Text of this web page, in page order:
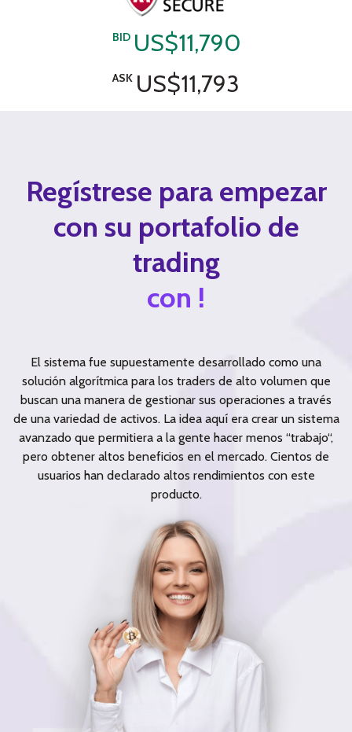
BID US$11,790
ASK US$11,793
Regístrese para empezar
con su portafolio de
trading
con !
El sistema fue supuestamente desarrollado como una
solución algorítmica para los traders de alto volumen que
buscan una manera de gestionar sus operaciones a través
de una variedad de activos. La idea aquí era crear un sistema
avanzado que permitiera a la gente hacer menos “trabajo“,
pero obtener altos beneficios en el mercado. Cientos de
usuarios han declarado altos rendimientos con este
producto.